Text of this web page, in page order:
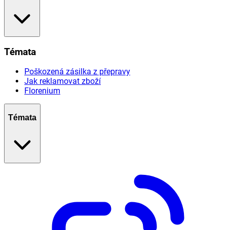
Témata
Poškozená zásilka z přepravy
Jak reklamovat zboží
Florenium
Témata